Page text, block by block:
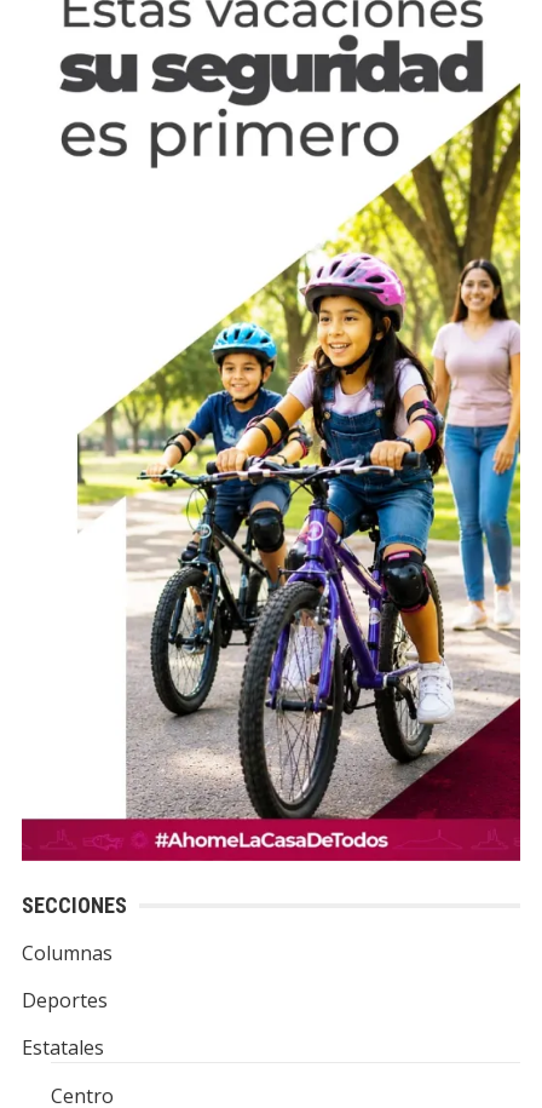
SECCIONES
Columnas
Deportes
Estatales
Centro